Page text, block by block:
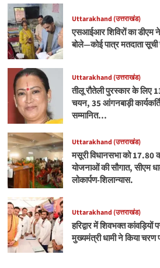
Uttarakhand (उत्तराखंड)
एसआईआर शिविरों का डीएम ने
बोले—कोई पात्र मतदाता
Uttarakhand (उत्तराखंड)
तीलू रौतेली पुरस्कार के लिए
चयन, 35 आंगनबाड़ी
सम्मानित…
Uttarakhand (उत्तराखंड)
मसूरी विधानसभा को 17.80
योजनाओं की सौगात, सीएम
लोकार्पण-शिलान्यास.
Uttarakhand (उत्तराखंड)
हरिद्वार में शिवभक्त कांवड़ियों
मुख्यमंत्री धामी ने किया